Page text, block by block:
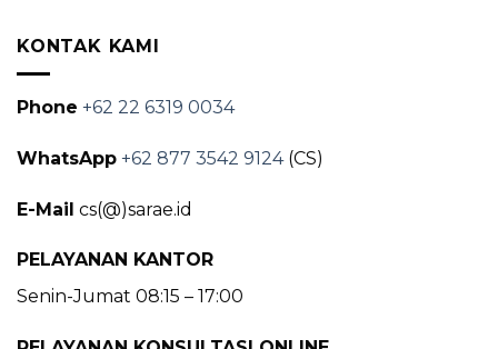
KONTAK KAMI
Phone +62 22 6319 0034
WhatsApp +62 877 3542 9124(CS)
E-Mail cs(@)sarae.id
PELAYANAN KANTOR
Senin-Jumat 08:15 – 17:00